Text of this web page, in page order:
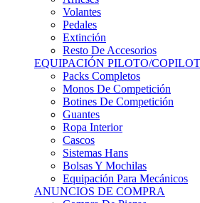
Pedales
Extinción
Resto De Accesorios
EQUIPACIÓN PILOTO/
Packs Completos
Monos De Competición
Botines De Competición
Guantes
Ropa Interior
Cascos
Sistemas Hans
Bolsas Y Mochilas
Equipación Para Mecánicos
ANUNCIOS DE COMPRA
Compra De Piezas
Compra De Neumáticos